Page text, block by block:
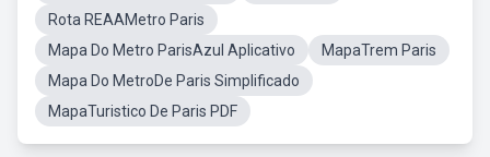
Rota REAAMetro Paris
Mapa Do Metro ParisAzul Aplicativo
MapaTrem Paris
Mapa Do MetroDe Paris Simplificado
MapaTuristico De Paris PDF